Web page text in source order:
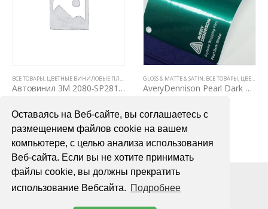
Оставаясь на Веб-сайте, вы соглашаетесь с
размещением файлов cookie на вашем
компьютере, с целью анализа использования
Веб-сайта. Если вы не хотите принимать
файлы cookie, вы должны прекратить
использование Вебсайта. Подробнее
ПЛЕНКИ
АВТОВИНИЛ ORACAL (ГЕРМАНИЯ),GLOSS
ВСЕ ТОВАРЫ, ЦВЕТНЫЕ ВИНИЛОВЫЕ ПЛЕНКИ
Автовинил 3M 2080-SP281 Satin Flip Psychedelic
В КОРЗИНУ
GLOSS & MATTE & SATIN, ВСЕ ТОВАРЫ, ЦВЕТНЫЕ ВИНИЛОВЫЕ ПЛЕНКИ
AveryDennison Pearl Dark Green (темно-зеленый перламутр)
В КОРЗИНУ